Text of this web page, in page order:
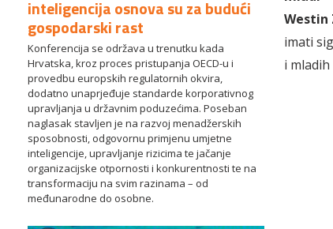
inteligencija osnova su za budući
gospodarski rast
Konferencija se održava u trenutku kada
Hrvatska, kroz proces pristupanja OECD-u i
provedbu europskih regulatornih okvira,
dodatno unaprjeđuje standarde korporativnog
upravljanja u državnim poduzećima. Poseban
naglasak stavljen je na razvoj menadžerskih
sposobnosti, odgovornu primjenu umjetne
inteligencije, upravljanje rizicima te jačanje
organizacijske otpornosti i konkurentnosti te na
transformaciju na svim razinama – od
međunarodne do osobne.
Westin
imati
i